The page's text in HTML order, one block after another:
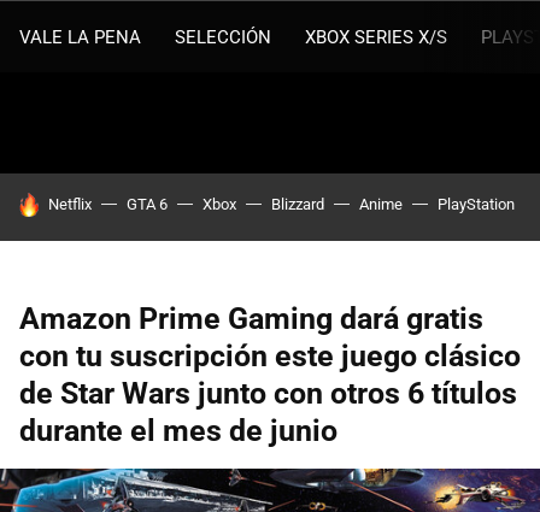
VALE LA PENA SELECCIÓN XBOX SERIES X/S
HOY SE HABLA DE
Netflix GTA 6 Xbox Blizzard Anime PlayStation
Amazon Prime Gaming dará gratis
con tu suscripción este juego clásico
de Star Wars junto con otros 6 títulos
durante el mes de junio